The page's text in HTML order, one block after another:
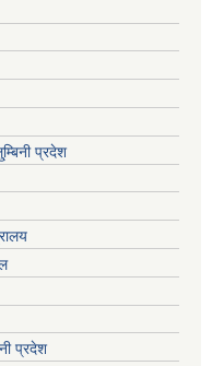
प्रदेश
प्रदेश